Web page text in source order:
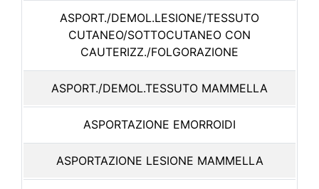
ASPORT./DEMOL.LESIONE/TESSUTO
CUTANEO/SOTTOCUTANEO CON
CAUTERIZZ./FOLGORAZIONE
ASPORT./DEMOL.TESSUTO MAMMELLA
ASPORTAZIONE EMORROIDI
ASPORTAZIONE LESIONE MAMMELLA